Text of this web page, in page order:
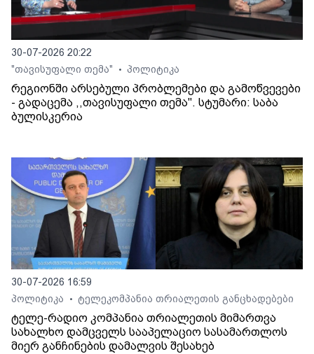
30-07-2026 20:22
"თავისუფალი თემა"
• პოლიტიკა
რეგიონში არსებული პრობლემები და გამოწვევები
- გადაცემა ,,თავისუფალი თემა". სტუმარი: საბა
ბულისკერია
30-07-2026 16:59
პოლიტიკა
• ტელეკომპანია თრიალეთის განცხადებები
ტელე-რადიო კომპანია თრიალეთის მიმართვა
სახალხო დამცველს სააპელაციო სასამართლოს
მიერ განჩინების დამალვის შესახებ